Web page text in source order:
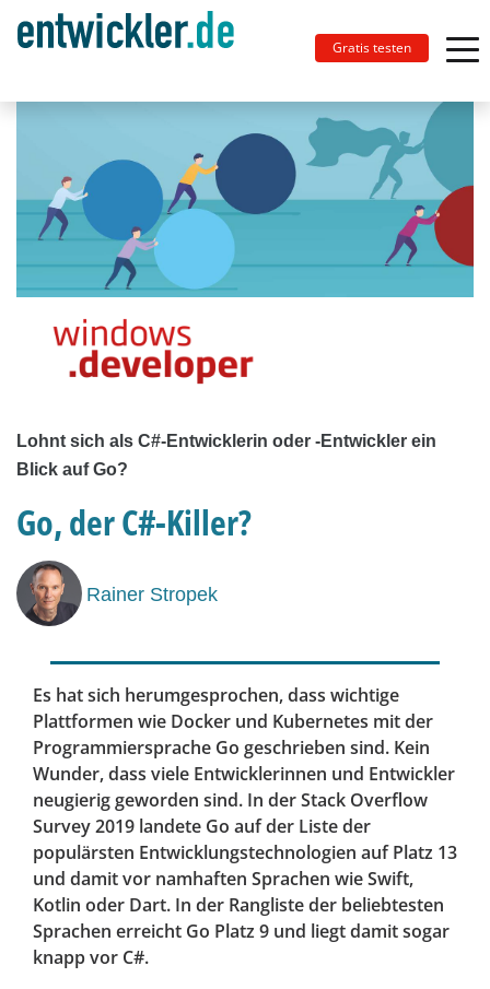
Gratis testen
Lohnt sich als C#-Entwicklerin oder -Entwickler ein
Blick auf Go?
Go, der C#-Killer?
Rainer Stropek
Es hat sich herumgesprochen, dass wichtige
Plattformen wie Docker und Kubernetes mit der
Programmiersprache Go geschrieben sind. Kein
Wunder, dass viele Entwicklerinnen und Entwickler
neugierig geworden sind. In der Stack Overflow
Survey 2019 landete Go auf der Liste der
populärsten Entwicklungstechnologien auf Platz 13
und damit vor namhaften Sprachen wie Swift,
Kotlin oder Dart. In der Rangliste der beliebtesten
Sprachen erreicht Go Platz 9 und liegt damit sogar
knapp vor C#.